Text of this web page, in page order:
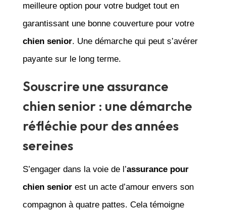
meilleure option pour votre budget tout en
garantissant une bonne couverture pour votre
chien senior. Une démarche qui peut s’avérer
payante sur le long terme.
Souscrire une assurance
chien senior : une démarche
réfléchie pour des années
sereines
S’engager dans la voie de l’assurance pour
chien seniorest un acte d’amour envers son
compagnon à quatre pattes. Cela témoigne